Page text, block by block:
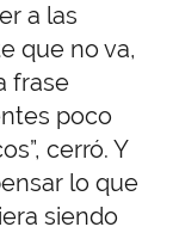
a las
que no va,
frase
poco
cerró. Y
lo que
siendo